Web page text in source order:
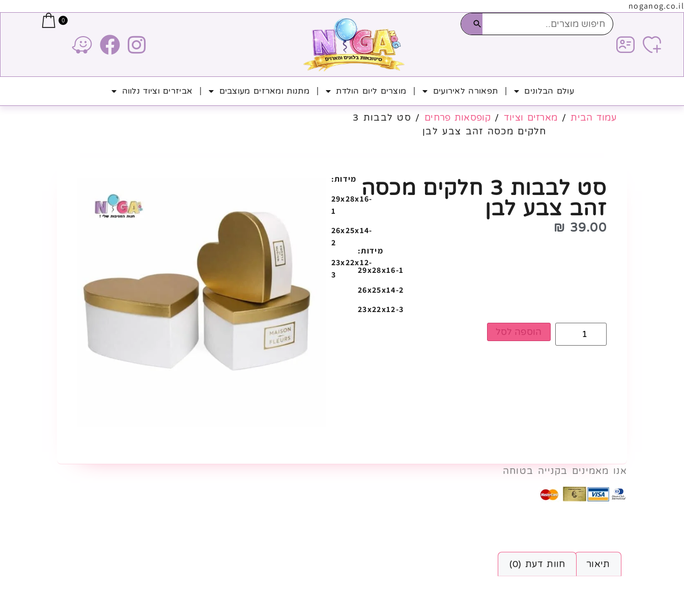
noganog.co.il
0
עולם הבלונים תפאורה לאירועים מוצרים ליום הולדת מתנות ומארזים מעוצבים אביזרים וציוד נלווה
עמוד הבית/ מארזים וציוד / קופסאות פרחים
/ סט לבבות 3
חלקים מכסה זהב צבע לבן
סט לבבות 3 חלקים מכסה
זהב צבע לבן
39.00
₪
:מידות
29x28x16-1
26x25x14-2
23x22x12-3
הוספה לסל
:מידות
29x28x16-
1
26x25x14-
2
23x22x12-
3
אנו מאמינים בקנייה בטוחה
תיאור חוות דעת (0)